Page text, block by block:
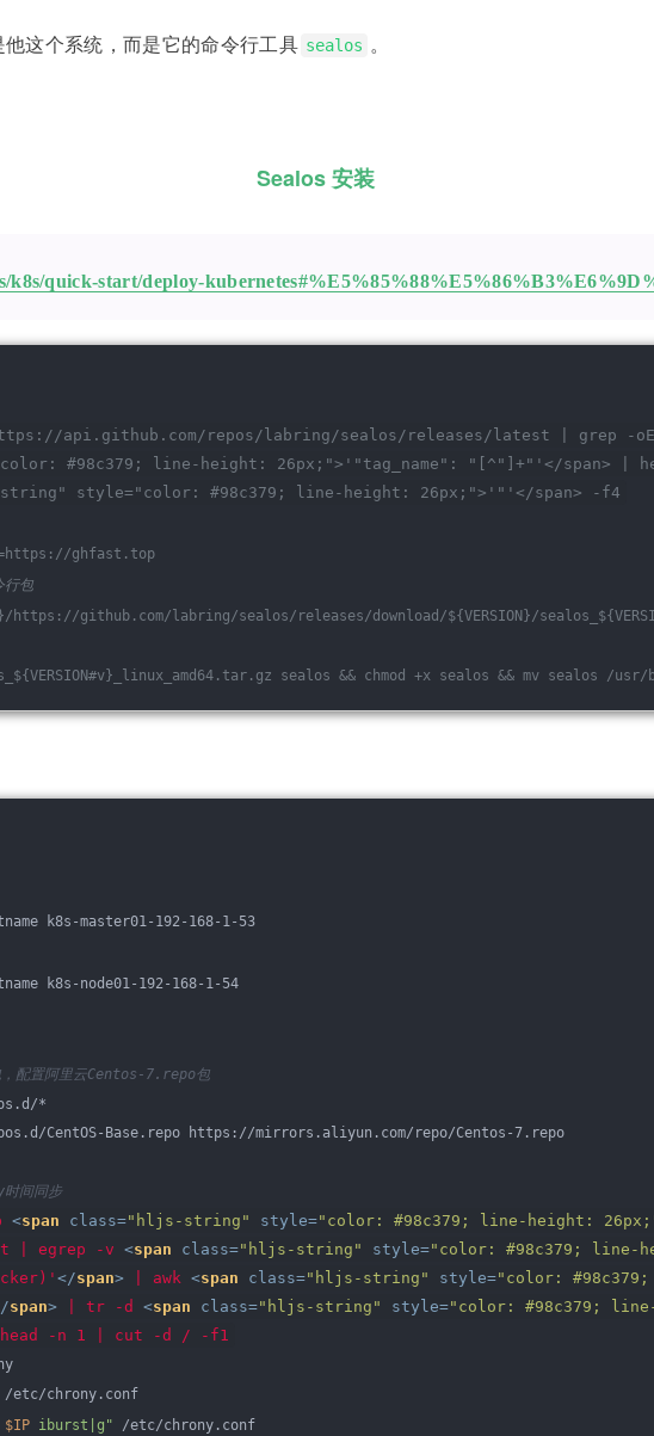
这个系统，而是它的命令行工具 sealos 。
Sealos 安装
k8s/quick-start/deploy-
api.github.com/repos/labring/sealos/releases/latest | grep -
#98c379; line-height: 26px;"> ' "tag_name" : "[^" ]+ "'</span> |
" style=" color: #98c379; line-height: 26px; ">'" ' </span> -f4
ghfast.top
行包
/https://github.com/labring/sealos/releases/download/${VERSION} /sealos_
${VERSION#v} _linux_amd64.tar.gz sealos && chmod +x sealos && mv sealos /usr/
k8s-master01-192-168-1-53
k8s-node01-192-168-1-54
配置阿里云Centos-7.repo包
*
CentOS-Base.repo https://mirrors.aliyun.com/repo/Centos-7.repo
间同步
<span class="hljs-string" style="color: #98c379; line-height:
| egrep -v <span class="hljs-string" style="color: #98c379; line-
</span> | awk <span class="hljs-string" style="color:
span> | tr -d <span class="hljs-string" style="color: #98c379;
-n 1 | cut -d / -f1
/etc/chrony.conf
$IP iburst|g" /etc/chrony.conf